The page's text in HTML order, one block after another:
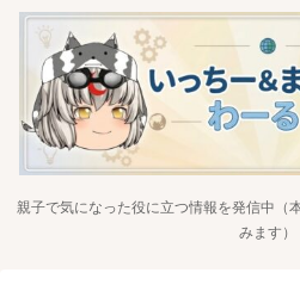
親子で気になった役に立つ情報を発信中（
みます）